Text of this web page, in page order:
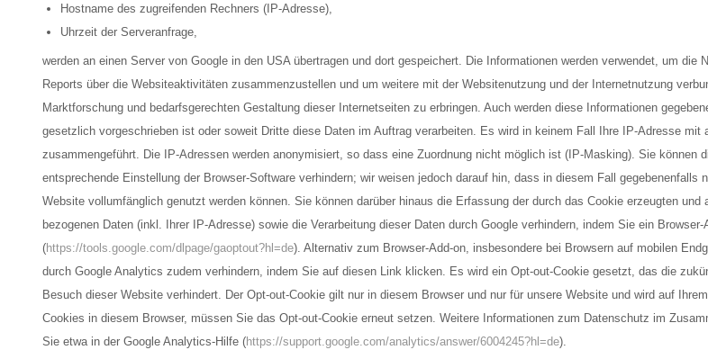
Hostname des zugreifenden Rechners (IP-Adresse),
Uhrzeit der Serveranfrage,
werden an einen Server von Google in den USA übertragen und dort gespeichert. Die Informationen werden verwendet, um die
Reports über die Websiteaktivitäten zusammenzustellen und um weitere mit der Websitenutzung und der Internetnutzung
Marktforschung und bedarfsgerechten Gestaltung dieser Internetseiten zu erbringen. Auch werden diese Informationen
gesetzlich vorgeschrieben ist oder soweit Dritte diese Daten im Auftrag verarbeiten. Es wird in keinem Fall Ihre IP-Adresse mit
zusammengeführt. Die IP-Adressen werden anonymisiert, so dass eine Zuordnung nicht möglich ist (IP-Masking). Sie können
entsprechende Einstellung der Browser-Software verhindern; wir weisen jedoch darauf hin, dass in diesem Fall gegebenenfalls
Website vollumfänglich genutzt werden können. Sie können darüber hinaus die Erfassung der durch das Cookie erzeugten und
bezogenen Daten (inkl. Ihrer IP-Adresse) sowie die Verarbeitung dieser Daten durch Google verhindern, indem Sie ein
(https://tools.google.com/dlpage/gaoptout?hl=de). Alternativ zum Browser-Add-on, insbesondere bei Browsern auf mobilen
durch Google Analytics zudem verhindern, indem Sie auf diesen Link klicken. Es wird ein Opt-out-Cookie gesetzt, das die
Besuch dieser Website verhindert. Der Opt-out-Cookie gilt nur in diesem Browser und nur für unsere Website und wird auf
Cookies in diesem Browser, müssen Sie das Opt-out-Cookie erneut setzen. Weitere Informationen zum Datenschutz im
Sie etwa in der Google Analytics-Hilfe (https://support.google.com/analytics/answer/6004245?hl=de).